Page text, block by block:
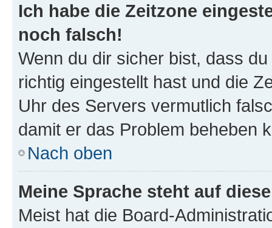
Ich habe die Zeitzone
noch falsch!
Wenn du dir sicher bist, dass
richtig eingestellt hast und die
Uhr des Servers vermutlich
damit er das Problem beheben
Nach oben
Meine Sprache steht auf
Meist hat die Board-